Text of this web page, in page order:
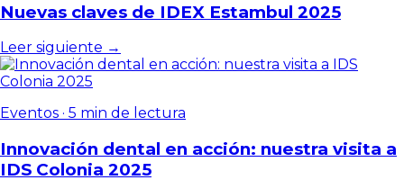
Nuevas claves de IDEX Estambul 2025
Leer siguiente →
Eventos · 5 min de lectura
Innovación dental en acción: nuestra visita a
IDS Colonia 2025